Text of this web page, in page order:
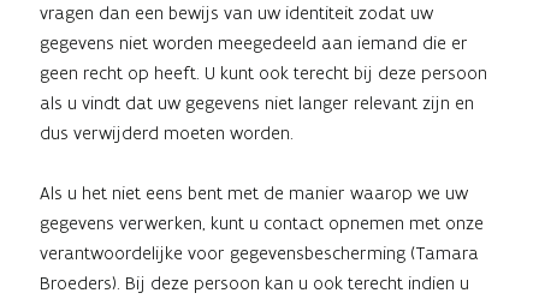
vragen dan een bewijs van uw identiteit zodat uw
gegevens niet worden meegedeeld aan iemand die er
geen recht op heeft. U kunt ook terecht bij deze persoon
als u vindt dat uw gegevens niet langer relevant zijn en
dus verwijderd moeten worden.
Als u het niet eens bent met de manier waarop we uw
gegevens verwerken, kunt u contact opnemen met onze
verantwoordelijke voor gegevensbescherming (Tamara
Broeders). Bij deze persoon kan u ook terecht indien u